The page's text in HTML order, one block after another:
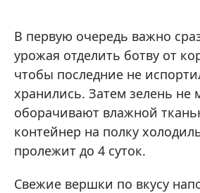
В первую очередь важно
урожая отделить ботву от
чтобы последние не
хранились. Затем зелень не
оборачивают влажной
контейнер на полку
пролежит до 4 суток.
Свежие вершки по вкусу